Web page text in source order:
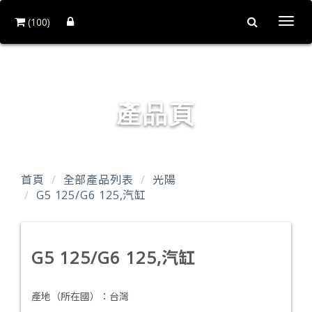
(100)
產品頁
首頁 全部產品列表
光陽
G5 125/G6 125,汽缸
G5 125/G6 125,汽缸
產地（所在國）： 台灣